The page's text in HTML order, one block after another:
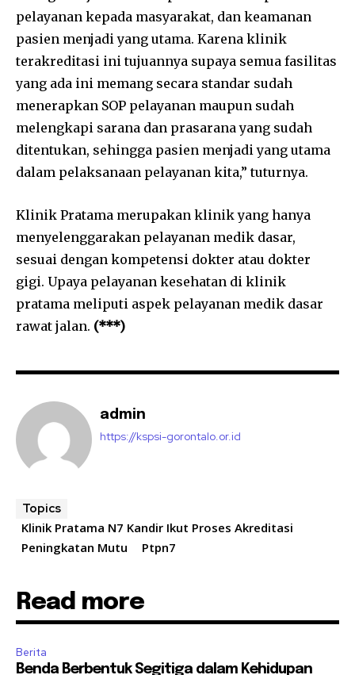
pelayanan kepada masyarakat, dan keamanan
pasien menjadi yang utama. Karena klinik
terakreditasi ini tujuannya supaya semua fasilitas
yang ada ini memang secara standar sudah
menerapkan SOP pelayanan maupun sudah
melengkapi sarana dan prasarana yang sudah
ditentukan, sehingga pasien menjadi yang utama
dalam pelaksanaan pelayanan kita,” tuturnya.
Klinik Pratama merupakan klinik yang hanya
menyelenggarakan pelayanan medik dasar,
sesuai dengan kompetensi dokter atau dokter
gigi. Upaya pelayanan kesehatan di klinik
pratama meliputi aspek pelayanan medik dasar
rawat jalan. (***)
admin
https://kspsi-gorontalo.or.id
Topics
Klinik Pratama N7 Kandir Ikut Proses Akreditasi
Peningkatan Mutu
Ptpn7
Read more
Berita
Benda Berbentuk Segitiga dalam Kehidupan